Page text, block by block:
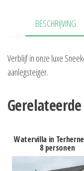
BESCHRIJVING
Verblijf in onze luxe
aanlegsteiger.
Watervilla in
8 personen